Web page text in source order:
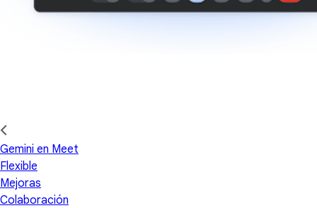
Gemini en Meet
Flexible
Mejoras
Colaboración